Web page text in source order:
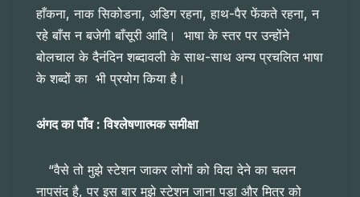
हाँकना, नाक सिकोडना, अडिग रहना, हाथ-पैर फेंकते रहना, न
रहे बाँस न बजेगी बाँसूरी आदि। भाषा के स्तर पर उन्होंने
बोलचाल के दैनंदिन शब्दावली के साथ-साथ अन्य प्रचलित भाषा
के शब्दों का भी प्रयोग किया है।
अंगद का पाँव : विश्लेषणात्मक समीक्षा
“वैसे तो मुझे स्टेशन जाकर लोगों को विदा देने का चलन
नापसंद है, पर इस बार मुझे स्टेशन जाना पड़ा और मित्र को